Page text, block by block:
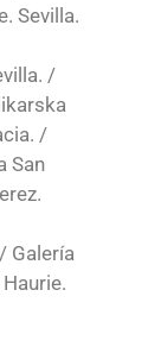
Sevilla.
/
/
San
Galería